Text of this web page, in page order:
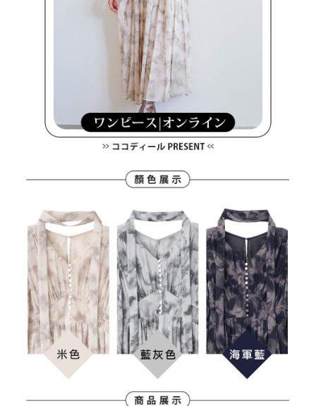
https://aftee.tw/terms/#terms3
３．未成年的使用者請事先徵得法定代理人或監護人之同意方可使用
「AFTEE先享後付」，若未經同意申辦者引起之損失，本公司不負相關責
４．使用「AFTEE先享後付」時，將依據個別帳號之用戶狀況，依本公司即
時審查核予不同之上限額度；若仍有額度不足之情形，本公司將視審查結果
５．嚴禁一人註冊多個帳號或使用他人資訊註冊。若發現惡意使用之情形，
恩沛科技股份有限公司將有權停止該用戶之使用額度並採取法律行動。